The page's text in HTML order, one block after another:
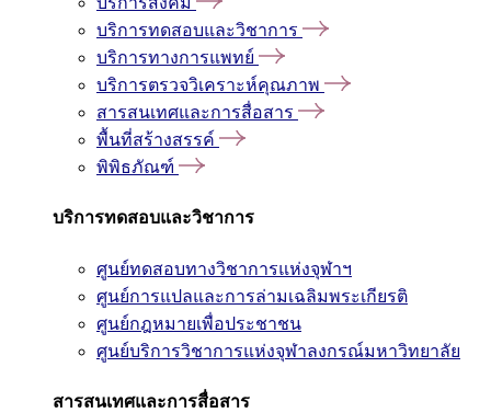
บริการทดสอบและวิชาการ
บริการทางการแพทย์
บริการตรวจวิเคราะห์คุณภาพ
สารสนเทศและการสื่อสาร
พื้นที่สร้างสรรค์
พิพิธภัณฑ์
บริการทดสอบและวิชาการ
ศูนย์ทดสอบทางวิชาการแห่งจุฬาฯ
ศูนย์การแปลและการล่ามเฉลิมพระเกียรติ
ศูนย์กฎหมายเพื่อประชาชน
ศูนย์บริการวิชาการแห่งจุฬาลงกรณ์มหาวิทยาลัย
สารสนเทศและการสื่อสาร